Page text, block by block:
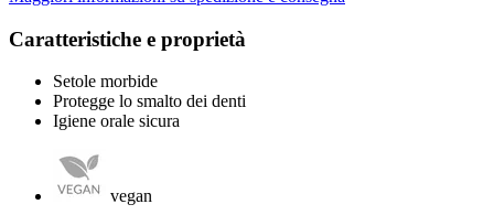
Caratteristiche e proprietà
Setole morbide
Protegge lo smalto dei denti
Igiene orale sicura
vegan